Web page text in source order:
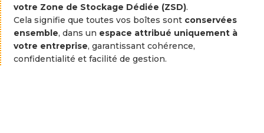
votre Zone de Stockage Dédiée (ZSD).
Cela signifie que toutes vos boîtes sont conservées
ensemble, dans un espace attribué uniquement à
votre entreprise, garantissant cohérence,
confidentialité et facilité de gestion.